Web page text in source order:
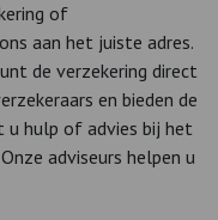
of
aan het juiste adres.
de verzekering direct
en bieden de
u hulp of advies bij het
adviseurs helpen u